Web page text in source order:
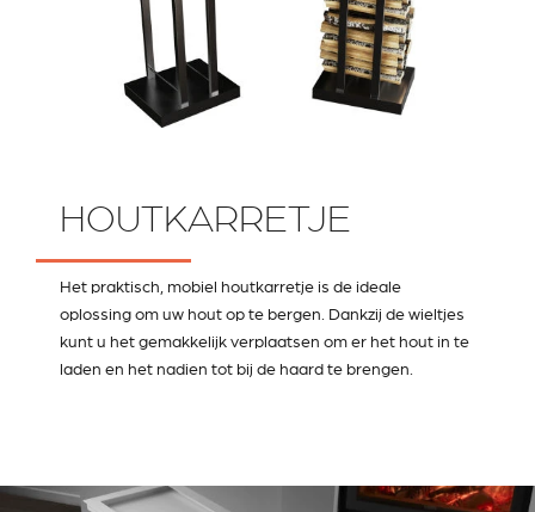
HOUTKARRETJE
Het praktisch, mobiel houtkarretje is de ideale
oplossing om uw hout op te bergen. Dankzij de wieltjes
kunt u het gemakkelijk verplaatsen om er het hout in te
laden en het nadien tot bij de haard te brengen.